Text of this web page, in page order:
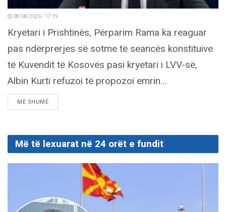
08/08/2026 - 17:19
Kryetari i Prishtinës, Përparim Rama ka reaguar
pas ndërprerjes së sotme të seancës konstituive
të Kuvendit të Kosovës pasi kryetari i LVV-së,
Albin Kurti refuzoi të propozoi emrin...
MË SHUMËDETAILS
Më të lexuarat në 24 orët e fundit